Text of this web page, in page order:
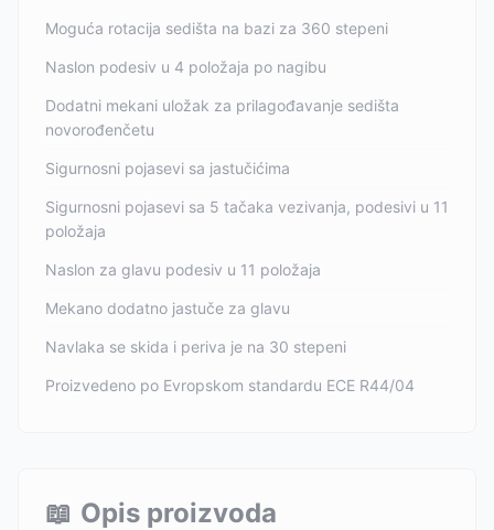
Moguća rotacija sedišta na bazi za 360 stepeni
Naslon podesiv u 4 položaja po nagibu
Dodatni mekani uložak za prilagođavanje sedišta
novorođenčetu
Sigurnosni pojasevi sa jastučićima
Sigurnosni pojasevi sa 5 tačaka vezivanja, podesivi u 11
položaja
Naslon za glavu podesiv u 11 položaja
Mekano dodatno jastuče za glavu
Navlaka se skida i periva je na 30 stepeni
Proizvedeno po Evropskom standardu ECE R44/04
📖 Opis proizvoda